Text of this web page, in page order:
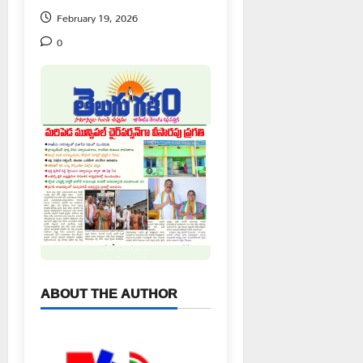
February 19, 2026
0
ABOUT THE AUTHOR